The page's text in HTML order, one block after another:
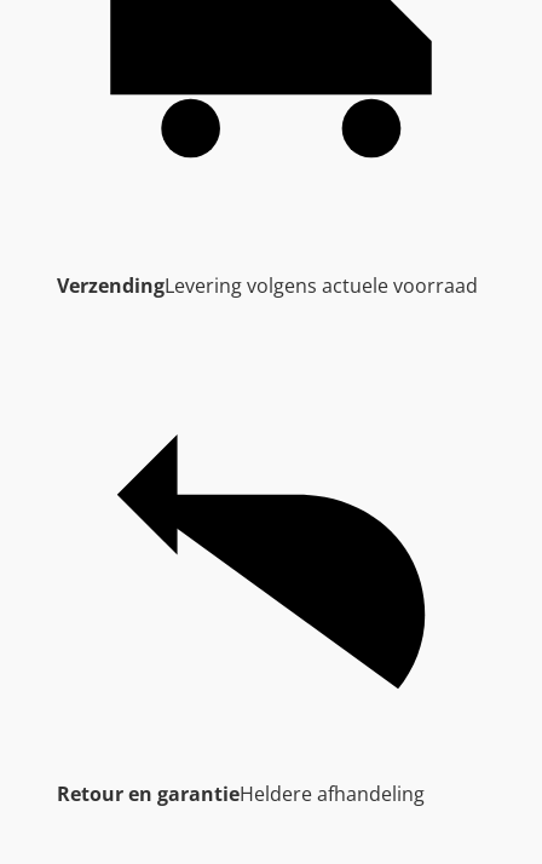
VerzendingLevering volgens actuele voorraad
Retour en garantieHeldere afhandeling